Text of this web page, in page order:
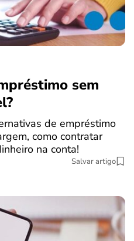
sem
de empréstimo
como contratar
na conta!
Salvar artigo